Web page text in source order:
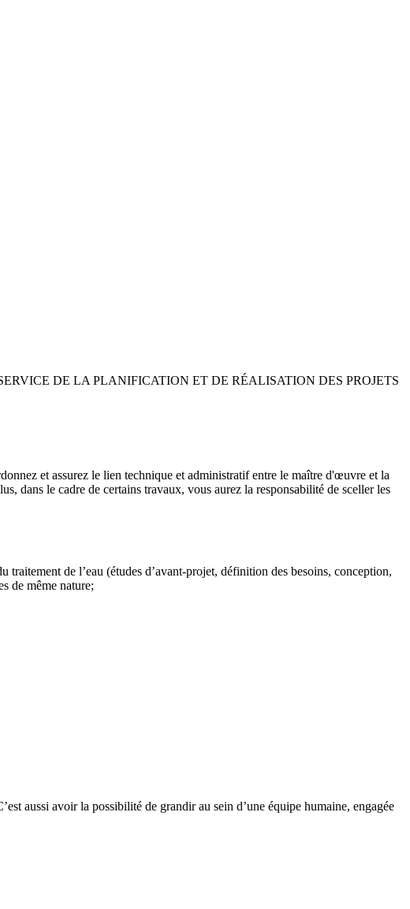
DE LA PLANIFICATION ET DE RÉALISATION DES PROJETS
et assurez le lien technique et administratif entre le maître d'œuvre et la
dans le cadre de certains travaux, vous aurez la responsabilité de sceller les
de l’eau (études d’avant-projet, définition des besoins, conception,
de même nature;
aussi avoir la possibilité de grandir au sein d’une équipe humaine, engagée